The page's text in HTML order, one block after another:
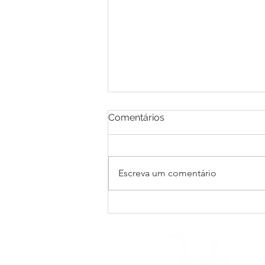
Comentários
Escreva um comentário